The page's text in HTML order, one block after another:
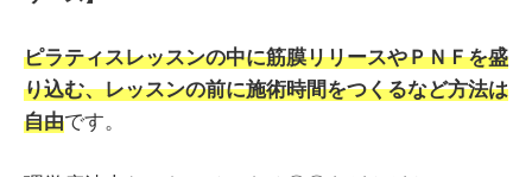
ピラティスレッスンの中に筋膜リリースやＰＮＦを盛
り込む、レッスンの前に施術時間をつくるなど方法は
自由です。